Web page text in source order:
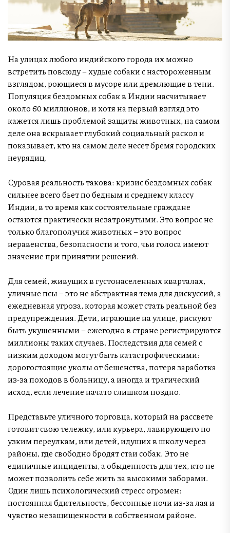
На улицах любого индийского города их можно
встретить повсюду – худые собаки с настороженным
взглядом, роющиеся в мусоре или дремлющие в тени.
Популяция бездомных собак в Индии насчитывает
около 60 миллионов, и хотя на первый взгляд это
кажется лишь проблемой защиты животных, на самом
деле она вскрывает глубокий социальный раскол и
показывает, кто на самом деле несет бремя городских
неурядиц.
Суровая реальность такова: кризис бездомных собак
сильнее всего бьет по бедным и среднему классу
Индии, в то время как состоятельные граждане
остаются практически незатронутыми. Это вопрос не
только благополучия животных – это вопрос
неравенства, безопасности и того, чьи голоса имеют
значение при принятии решений.
Для семей, живущих в густонаселенных кварталах,
уличные псы – это не абстрактная тема для дискуссий, а
ежедневная угроза, которая может стать реальной без
предупреждения. Дети, играющие на улице, рискуют
быть укушенными – ежегодно в стране регистрируются
миллионы таких случаев. Последствия для семей с
низким доходом могут быть катастрофическими:
дорогостоящие уколы от бешенства, потеря заработка
из-за походов в больницу, а иногда и трагический
исход, если лечение начато слишком поздно.
Представьте уличного торговца, который на рассвете
готовит свою тележку, или курьера, лавирующего по
узким переулкам, или детей, идущих в школу через
районы, где свободно бродят стаи собак. Это не
единичные инциденты, а обыденность для тех, кто не
может позволить себе жить за высокими заборами.
Один лишь психологический стресс огромен:
постоянная бдительность, бессонные ночи из-за лая и
чувство незащищенности в собственном районе.